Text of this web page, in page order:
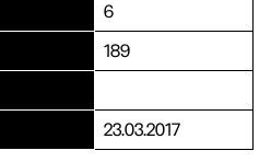
6
189
23.03.2017